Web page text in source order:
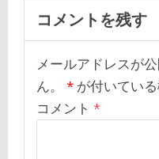
コメントを残す
メールアドレスが
ん。
* が付いてい
コメント *